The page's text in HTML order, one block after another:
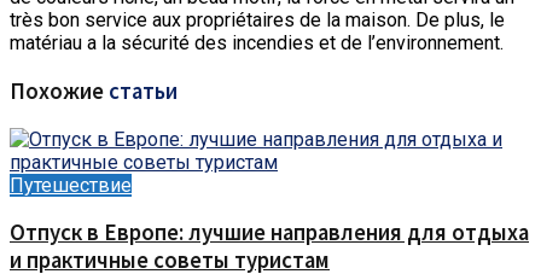
très bon service aux propriétaires de la maison. De plus, le
matériau a la sécurité des incendies et de l’environnement.
Похожие статьи
Путешествие
Отпуск в Европе: лучшие направления для отдыха
и практичные советы туристам